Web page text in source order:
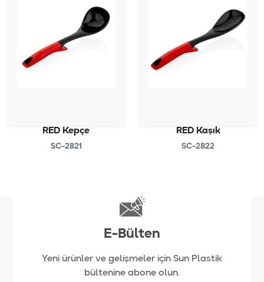
RED Kepçe
SC-2821
RED Kaşık
SC-2822
E-Bülten
Yeni ürünler ve gelişmeler için Sun Plastik
bültenine abone olun.